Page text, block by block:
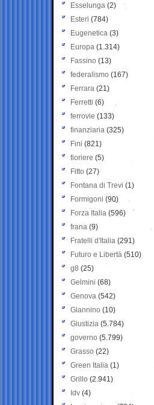
Esselunga (2)
Esteri (784)
Eugenetica (3)
Europa (1.314)
Fassino (13)
federalismo (167)
Ferrara (21)
Ferretti (6)
ferrovie (133)
finanziaria (325)
Fini (821)
fioriere (5)
Fitto (27)
Fontana di Trevi (1)
Formigoni (90)
Forza Italia (596)
frana (9)
Fratelli d'Italia (291)
Futuro e Libertà (510)
g8 (25)
Gelmini (68)
Genova (542)
Giannino (10)
Giustizia (5.784)
governo (5.799)
Grasso (22)
Green Italia (1)
Grillo (2.941)
Idv (4)